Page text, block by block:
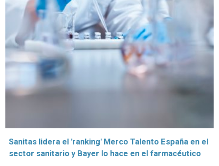
Sanitas lidera el 'ranking' Merco Talento España en el
sector sanitario y Bayer lo hace en el farmacéutico